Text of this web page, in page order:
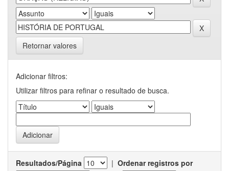
Retornar valores
Adicionar filtros:
Utilizar filtros para refinar o resultado de busca.
Resultados/Página | Ordenar registros por